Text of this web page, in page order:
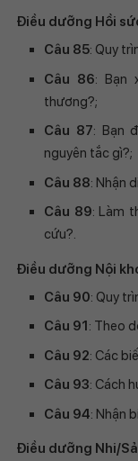
Điều dưỡng Hồi
Câu 85: Quy
Câu 86: Bạn
thương?;
Câu 87: Bạn
nguyên tắc gì?;
Câu 88: Nhận
Câu 89: Làm
cứu?.
Điều dưỡng Nội
Câu 90: Quy
Câu 91: Theo
Câu 92: Các
Câu 93: Cách
Câu 94: Nhận
Điều dưỡng Nhi/